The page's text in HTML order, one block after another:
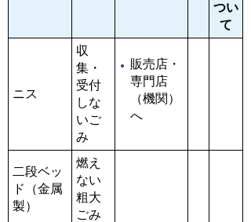
つい
て
ニス
収
集・
受付
しな
いご
み
販売店・
専門店
（機関）
へ
二段ベッ
ド（金属
製）
燃え
ない
粗大
ごみ